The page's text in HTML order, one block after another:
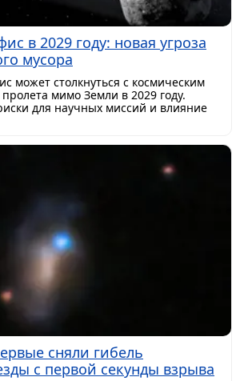
в 2029 году: новая угроза
мусора
может столкнуться с космическим
мимо Земли в 2029 году.
для научных миссий и влияние
сняли гибель
с первой секунды взрыва